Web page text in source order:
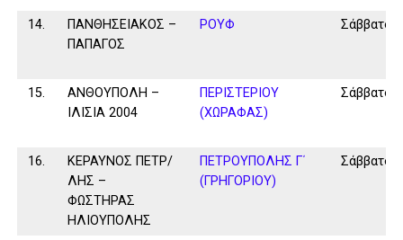
14.
ΠΑΝΘΗΣΕΙΑΚΟΣ –
ΠΑΠΑΓΟΣ
ΡΟΥΦ Σάββατο
15.
ΑΝΘΟΥΠΟΛΗ –
ΙΛΙΣΙΑ 2004
ΠΕΡΙΣΤΕΡΙΟΥ
(ΧΩΡΑΦΑΣ)
Σάββατο
16.
ΚΕΡΑΥΝΟΣ ΠΕΤΡ/
ΛΗΣ –
ΦΩΣΤΗΡΑΣ
ΗΛΙΟΥΠΟΛΗΣ
ΠΕΤΡΟΥΠΟΛΗΣ Γ΄
(ΓΡΗΓΟΡΙΟΥ)
Σάββατο